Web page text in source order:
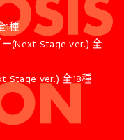
1種
(Next Stage ver.) 全
Stage ver.) 全18種